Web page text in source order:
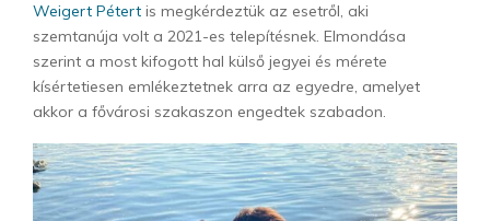
Weigert Pétert is megkérdeztük az esetről, aki
szemtanúja volt a 2021-es telepítésnek. Elmondása
szerint a most kifogott hal külső jegyei és mérete
kísértetiesen emlékeztetnek arra az egyedre, amelyet
akkor a fővárosi szakaszon engedtek szabadon.